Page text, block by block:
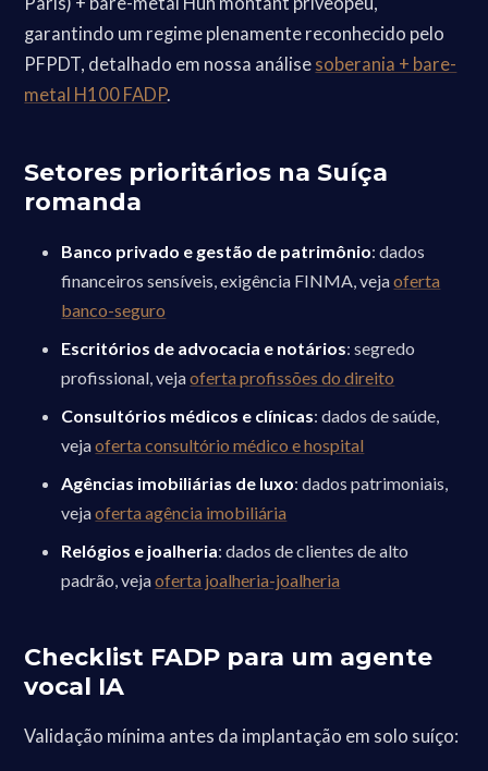
garantindo um regime plenamente reconhecido pelo
PFPDT, detalhado em nossa análise soberania + bare-
metal H100 FADP.
Setores prioritários na Suíça
romanda
Banco privado e gestão de patrimônio: dados
financeiros sensíveis, exigência FINMA, vejaoferta
banco-seguro
Escritórios de advocacia e notários: segredo
profissional, vejaoferta profissões do direito
Consultórios médicos e clínicas: dados de saúde,
vejaoferta consultório médico e hospital
Agências imobiliárias de luxo: dados patrimoniais,
vejaoferta agência imobiliária
Relógios e joalheria: dados de clientes de alto
padrão, vejaoferta joalheria-joalheria
Checklist FADP para um agente
vocal IA
Validação mínima antes da implantação em solo suíço: